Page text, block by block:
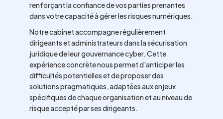
renforçant la confiance de vos parties prenantes
dans votre capacité à gérer les risques numériques.
Notre cabinet accompagne régulièrement
dirigeants et administrateurs dans la sécurisation
juridique de leur gouvernance cyber. Cette
expérience concrète nous permet d'anticiper les
difficultés potentielles et de proposer des
solutions pragmatiques, adaptées aux enjeux
spécifiques de chaque organisation et au niveau de
risque accepté par ses dirigeants.